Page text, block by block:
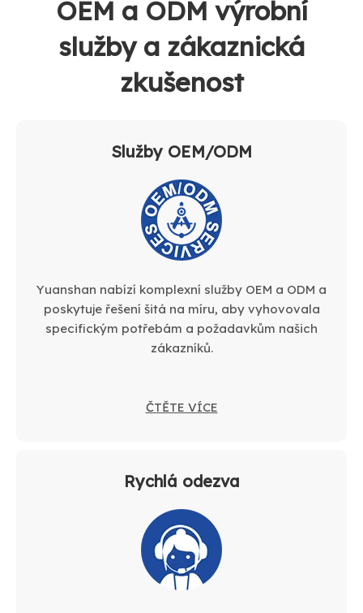
OEM a ODM výrobní
služby a zákaznická
zkušenost
Služby OEM/ODM
Yuanshan nabízí komplexní služby OEM a ODM a
poskytuje řešení šitá na míru, aby vyhovovala
specifickým potřebám a požadavkům našich
zákazníků.
ČTĚTE VÍCE
Rychlá odezva